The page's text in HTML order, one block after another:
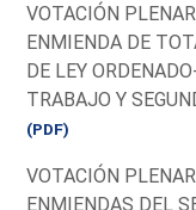
VOTACIÓN
ENMIENDA DE
DE LEY
TRABAJO Y
(PDF)
VOTACIÓN
ENMIENDAS DEL